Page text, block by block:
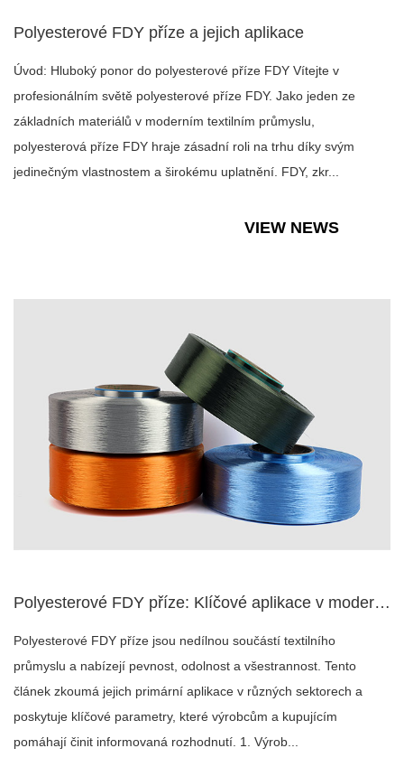
Polyesterové FDY příze a jejich aplikace
Úvod: Hluboký ponor do polyesterové příze FDY Vítejte v
profesionálním světě polyesterové příze FDY. Jako jeden ze
základních materiálů v moderním textilním průmyslu,
polyesterová příze FDY hraje zásadní roli na trhu díky svým
jedinečným vlastnostem a širokému uplatnění. FDY, zkr...
VIEW NEWS
Polyesterové FDY příze: Klíčové aplikace v moderním textilu
Polyesterové FDY příze jsou nedílnou součástí textilního
průmyslu a nabízejí pevnost, odolnost a všestrannost. Tento
článek zkoumá jejich primární aplikace v různých sektorech a
poskytuje klíčové parametry, které výrobcům a kupujícím
pomáhají činit informovaná rozhodnutí. 1. Výrob...